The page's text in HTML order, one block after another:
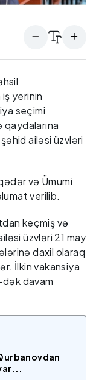
yerinin
seçimi
ailəsi üzvləri
və Ümumi
verilib.
keçmiş və
üzvləri 21 may
daxil olaraq
İlkin vakansiya
davam